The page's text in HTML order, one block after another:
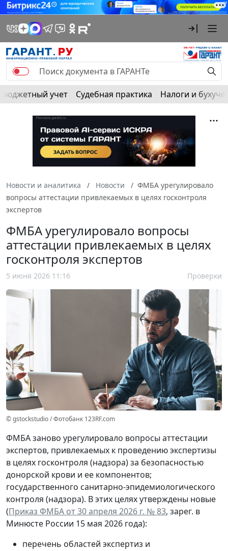
Бюджетный учет Судебная практика Налоги и
Новости и аналитика Новости
ФМБА урегулировало
вопросы аттестации привлекаемых в целях госконтроля
экспертов
ФМБА урегулировало вопросы
аттестации привлекаемых в целях
госконтроля экспертов
5 июня 2026 11:16 Проверки
© gstockstudio / Фотобанк 123RF.com
ФМБА заново урегулировало вопросы аттестации
экспертов, привлекаемых к проведению экспертизы
в целях госконтроля (надзора) за безопасностью
донорской крови и ее компонентов;
государственного санитарно-эпидемиологического
контроля (надзора). В этих целях утверждены новые
(Приказ ФМБА от 30 апреля 2026 г. № 83, зарег. в
Минюсте России 15 мая 2026 года):
перечень областей экспертиз и